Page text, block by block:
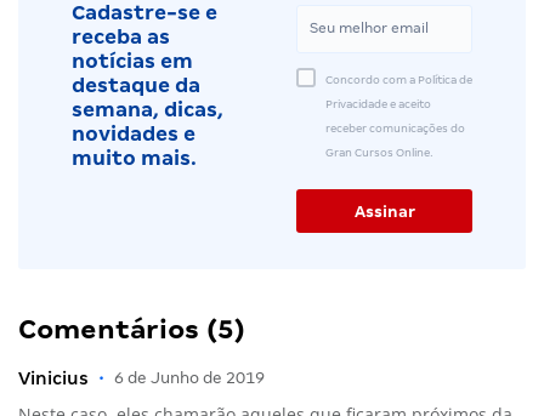
Cadastre-se e
receba as
notícias em
destaque da
semana, dicas,
novidades e
muito mais.
Concordo com a Política de
Privacidade e aceito
receber comunicações do
Gran Cursos Online.
Comentários (5)
Vinicius • 6 de Junho de 2019